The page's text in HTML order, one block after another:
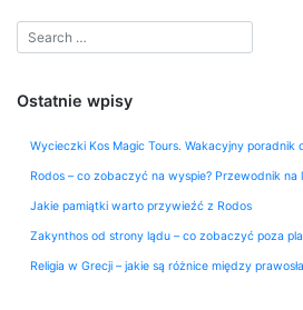
Ostatnie wpisy
Wycieczki Kos Magic Tours. Wakacyjny poradnik
Rodos – co zobaczyć na wyspie? Przewodnik na
Jakie pamiątki warto przywieźć z Rodos
Zakynthos od strony lądu – co zobaczyć poza
Religia w Grecji – jakie są różnice między